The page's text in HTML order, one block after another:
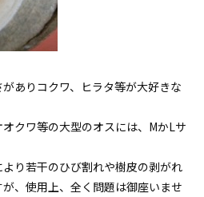
ありコクワ、ヒラタ等が大好きな
クワ等の大型のオスには、MかLサ
より若干のひび割れや樹皮の剥がれ
、使用上、全く問題は御座いませ